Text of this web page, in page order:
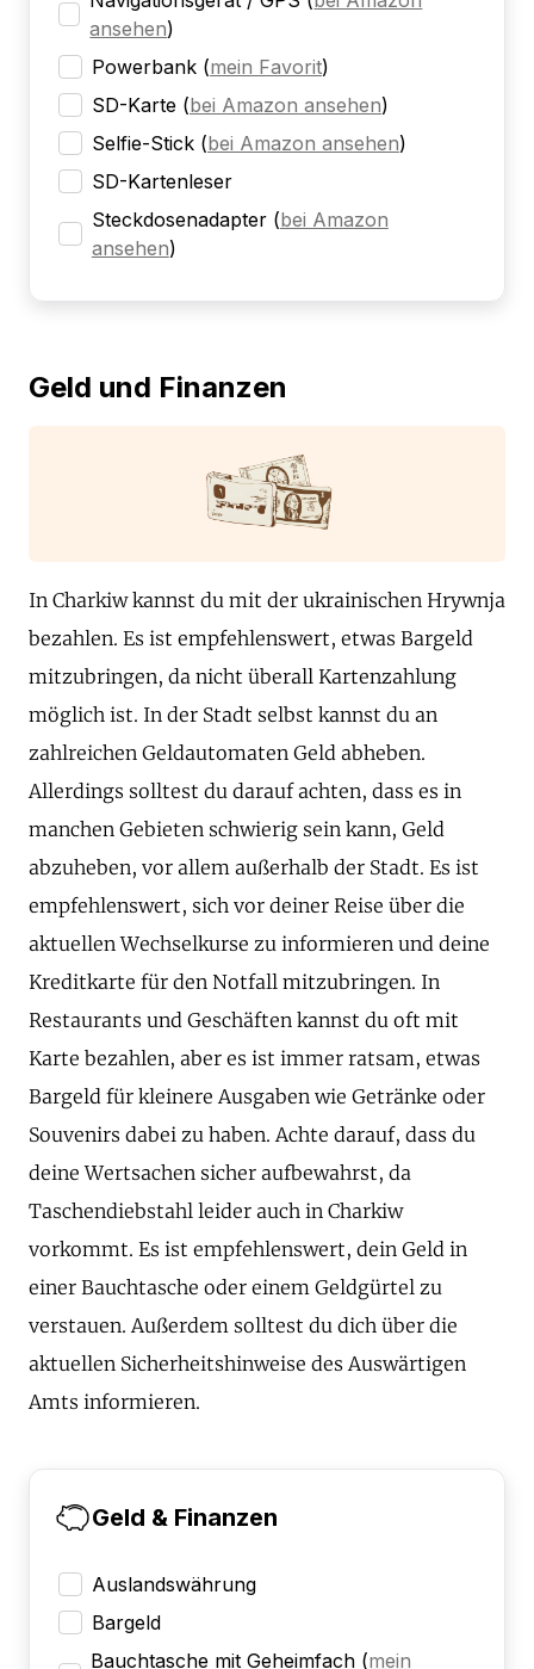
ansehen)
Powerbank (mein Favorit)
SD-Karte (bei Amazon ansehen)
Selfie-Stick (bei Amazon ansehen)
SD-Kartenleser
Steckdosenadapter (bei Amazon
ansehen)
Geld und Finanzen
In Charkiw kannst du mit der ukrainischen Hrywnja
bezahlen. Es ist empfehlenswert, etwas Bargeld
mitzubringen, da nicht überall Kartenzahlung
möglich ist. In der Stadt selbst kannst du an
zahlreichen Geldautomaten Geld abheben.
Allerdings solltest du darauf achten, dass es in
manchen Gebieten schwierig sein kann, Geld
abzuheben, vor allem außerhalb der Stadt. Es ist
empfehlenswert, sich vor deiner Reise über die
aktuellen Wechselkurse zu informieren und deine
Kreditkarte für den Notfall mitzubringen. In
Restaurants und Geschäften kannst du oft mit
Karte bezahlen, aber es ist immer ratsam, etwas
Bargeld für kleinere Ausgaben wie Getränke oder
Souvenirs dabei zu haben. Achte darauf, dass du
deine Wertsachen sicher aufbewahrst, da
Taschendiebstahl leider auch in Charkiw
vorkommt. Es ist empfehlenswert, dein Geld in
einer Bauchtasche oder einem Geldgürtel zu
verstauen. Außerdem solltest du dich über die
aktuellen Sicherheitshinweise des Auswärtigen
Amts informieren.
Geld & Finanzen
Auslandswährung
Bargeld
Bauchtasche mit Geheimfach (mein